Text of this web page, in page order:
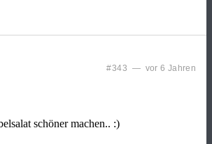
#343 — vor 6 Jahren
schöner machen.. :)